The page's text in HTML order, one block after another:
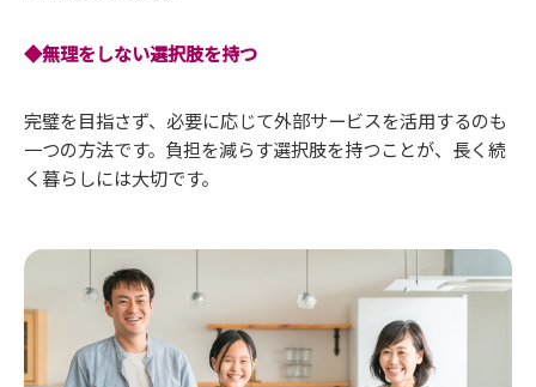
◆無理をしない選択肢を持つ
完璧を目指さず、必要に応じて外部サービスを活用するのも
一つの方法です。負担を減らす選択肢を持つことが、長く続
く暮らしには大切です。